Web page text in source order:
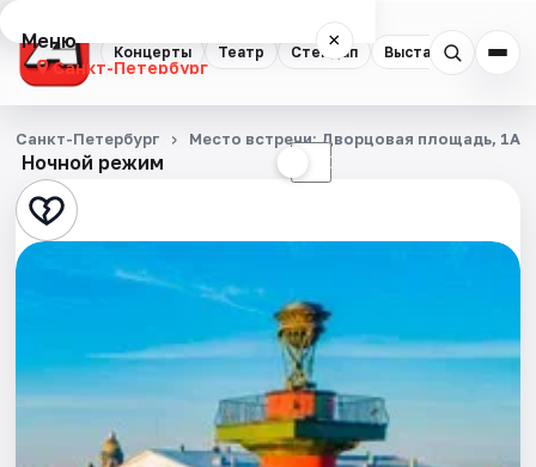
Концерты Театр Стендап Выставки
Меню ×
Санкт-Петербург
Концерты
Театр
Стендап
Квесты
Экскурсии
Ночной режим ☾
Санкт-Петербург Место встречи: Дворцовая площадь, 1А